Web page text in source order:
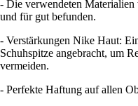
- Die verwendeten
und für gut befunden.
- Verstärkungen Nike Haut:
Schuhspitze angebracht, um
vermeiden.
- Perfekte Haftung auf allen